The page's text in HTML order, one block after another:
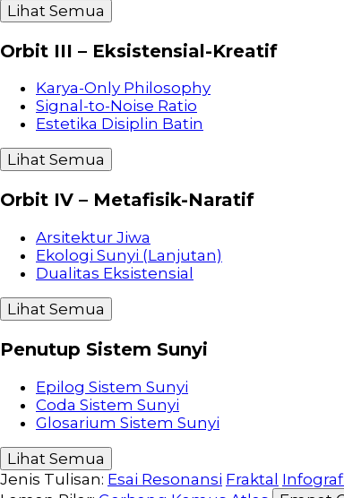
Lihat Semua
Orbit III – Eksistensial-Kreatif
Karya-Only Philosophy
Signal-to-Noise Ratio
Estetika Disiplin Batin
Lihat Semua
Orbit IV – Metafisik-Naratif
Arsitektur Jiwa
Ekologi Sunyi (Lanjutan)
Dualitas Eksistensial
Lihat Semua
Penutup Sistem Sunyi
Epilog Sistem Sunyi
Coda Sistem Sunyi
Glosarium Sistem Sunyi
Lihat Semua
Jenis Tulisan: Esai Resonansi Fraktal